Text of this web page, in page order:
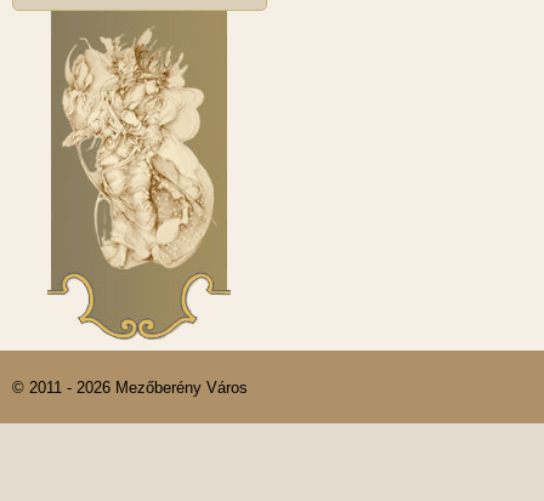
© 2011 - 2026 Mezőberény Város